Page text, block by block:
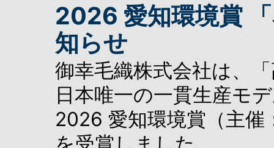
2026 愛知環境賞
知らせ
御幸毛織株式会社は、
日本唯一の一貫生産モ
2026 愛知環境賞（主催